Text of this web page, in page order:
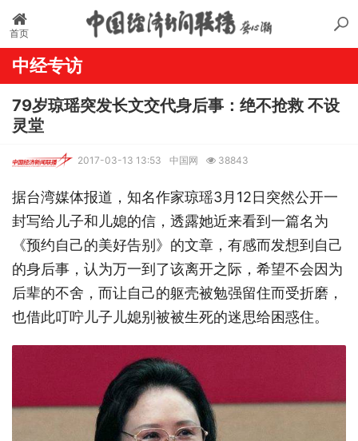
首页
中经专访
79岁琼瑶突发长文交代身后事：绝不抢救 不设
灵堂
2017-03-13 13:53 中国网 38843
据台湾媒体报道，知名作家琼瑶3月12日突然公开一
封写给儿子和儿媳的信，透露她近来看到一篇名为
《预约自己的美好告别》的文章，有感而发想到自己
的身后事，认为万一到了该离开之际，希望不会因为
后辈的不舍，而让自己的躯壳被勉强留住而受折磨，
也借此叮咛儿子儿媳别被被生死的迷思给困惑住。